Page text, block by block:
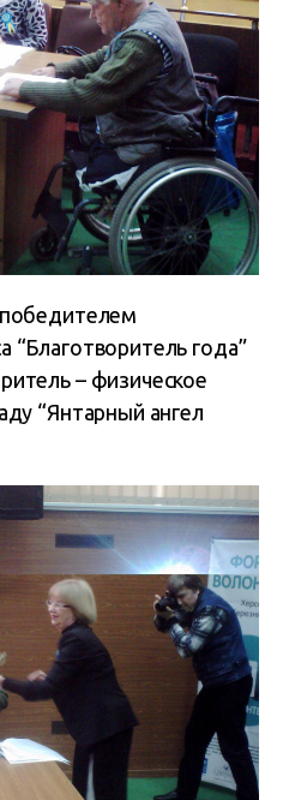
победителем
“Благотворитель года”
– физическое
“Янтарный ангел